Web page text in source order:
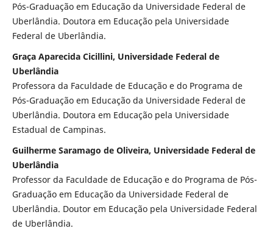
Pós-Graduação em Educação da Universidade Federal de
Uberlândia. Doutora em Educação pela Universidade
Federal de Uberlândia.
Graça Aparecida Cicillini, Universidade Federal de
Uberlândia
Professora da Faculdade de Educação e do Programa de
Pós-Graduação em Educação da Universidade Federal de
Uberlândia. Doutora em Educação pela Universidade
Estadual de Campinas.
Guilherme Saramago de Oliveira, Universidade Federal de
Uberlândia
Professor da Faculdade de Educação e do Programa de Pós-
Graduação em Educação da Universidade Federal de
Uberlândia. Doutor em Educação pela Universidade Federal
de Uberlândia.